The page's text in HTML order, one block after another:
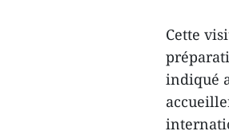
Cette
indiqué